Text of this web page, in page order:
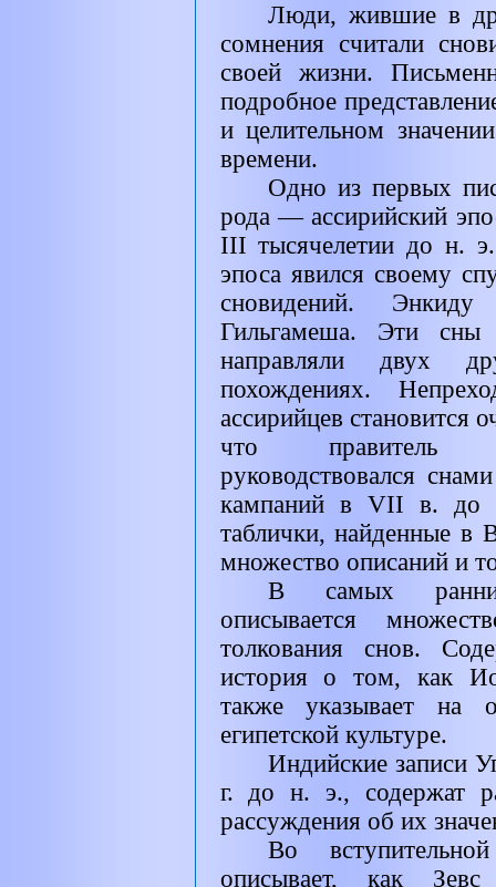
Люди, жившие в
сомнения считали
своей жизни.
подробное
и целительном
времени.
Одно из первых
рода — ассирийский
IIIтысячелетии до н.
эпоса явился своему
сновидений.
Гильгамеша. Эти
направляли двух
похождениях.
ассирийцев становится
что правитель
руководствовался
кампаний в VII в. до
таблички, найденные в
множество описаний и
В самых
описывается
толкования снов.
история о том, как
также указывает на
египетской культуре.
Индийские записи
г. до н. э., содержат
рассуждения об их
Во
описывает, как